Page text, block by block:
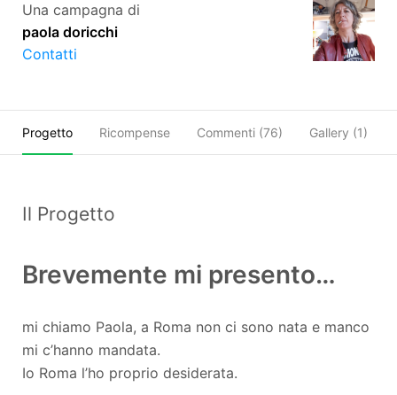
Una campagna di
paola doricchi
Contatti
Progetto Ricompense Commenti (76) Gallery (1)
Il Progetto
Brevemente mi presento…
mi chiamo Paola, a Roma non ci sono nata e manco
mi c’hanno mandata.
Io Roma l’ho proprio desiderata.